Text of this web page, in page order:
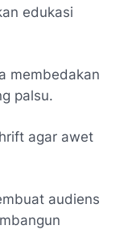
edukasi
membedakan
palsu.
agar awet
audiens